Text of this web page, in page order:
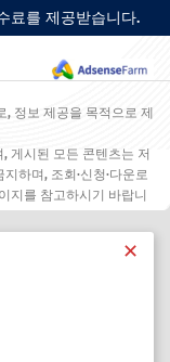
료를 제공받습니다.
정보 제공을 목적으로 제
게시된 모든 콘텐츠는 저
하며, 조회·신청·다운로
지를 참고하시기 바랍니
✕